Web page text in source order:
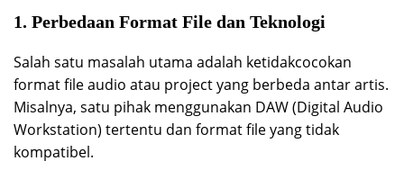
1. Perbedaan Format File dan Teknologi
Salah satu masalah utama adalah ketidakcocokan
format file audio atau project yang berbeda antar artis.
Misalnya, satu pihak menggunakan DAW (Digital Audio
Workstation) tertentu dan format file yang tidak
kompatibel.